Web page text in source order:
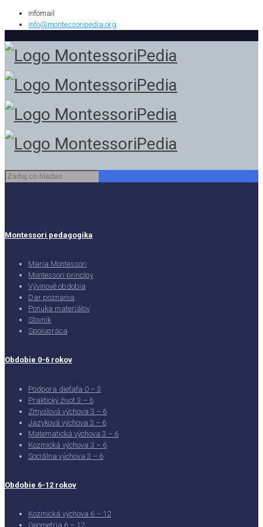
infomail
info@montessoripedia.org
Montessori pedagogika
Maria Montessori
Montessori princípy
Vývinové obdobia
Dar poznania
Ponuka materiálov
Slovník
Spolupráca
Obdobie 0-6 rokov
Podpora dieťaťa 0 – 3
Praktický život 3 – 6
Zmyslová výchova 3 – 6
Jazyková výchova 3 – 6
Matematická výchova 3 – 6
Kozmická výchova 3 – 6
Sociálna výchova 3 – 6
Obdobie 6-12 rokov
Kozmická výchova 6 – 12
Geometria 6 – 12